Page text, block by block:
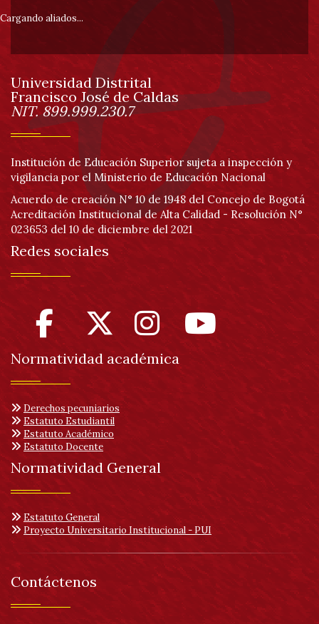
pie
de
página
Cargando aliados...
Información
Universidad Distrital
Francisco José de Caldas
NIT. 899.999.230.7
Institución de Educación Superior sujeta a inspección y
vigilancia por el Ministerio de Educación Nacional
Acuerdo de creación N° 10 de 1948 del Concejo de Bogotá
Acreditación Institucional de Alta Calidad - Resolución N°
023653 del 10 de diciembre del 2021
Redes sociales
Normatividad académica
Derechos pecuniarios
Estatuto Estudiantil
Estatuto Académico
Estatuto Docente
Normatividad General
Estatuto General
Proyecto Universitario Institucional - PUI
Contáctenos